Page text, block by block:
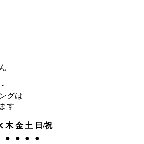
グは
す
木 金 土 日/祝
● ● ●
●